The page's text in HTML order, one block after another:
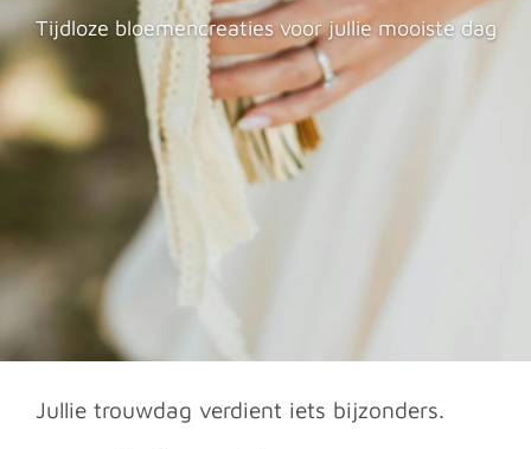
Tijdloze bloemencreaties voor jullie mooiste dag
Jullie trouwdag verdient iets bijzonders.